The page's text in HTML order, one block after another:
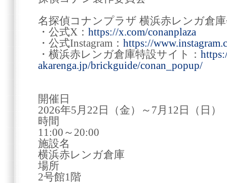
名探偵コナンプラザ 横浜赤レンガ倉
・公式X： https://x.com/conanplaza
・公式Instagram： https://
・横浜赤レンガ倉庫特設サイト：
akarenga.jp/brickguide/conan_popup/
開催日
2026年5月22日（金）～7月12日（日）
時間
11:00～20:00
施設名
横浜赤レンガ倉庫
場所
2号館1階